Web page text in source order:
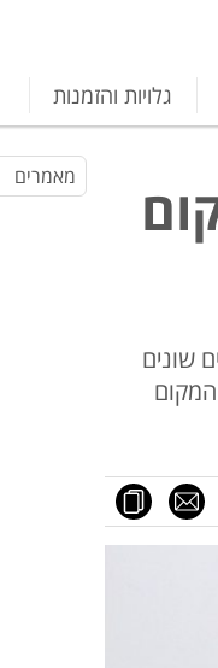
גלויות והזמנות
שונים
מאמרים